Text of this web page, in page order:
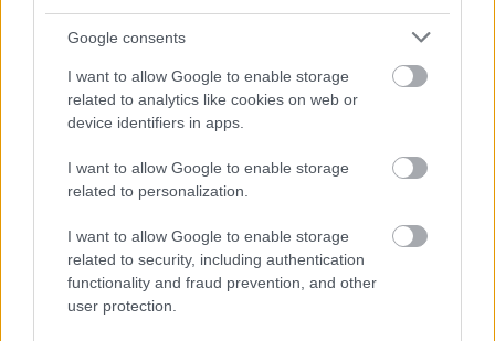
Google consents
I want to allow Google to enable storage
related to analytics like cookies on web or
device identifiers in apps.
I want to allow Google to enable storage
related to personalization.
I want to allow Google to enable storage
related to security, including authentication
functionality and fraud prevention, and other
user protection.
kolumbarium
magnificencja